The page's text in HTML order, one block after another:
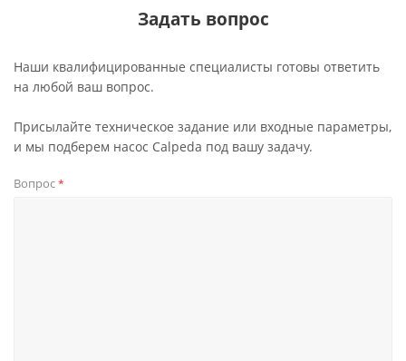
Задать вопрос
Наши квалифицированные специалисты готовы ответить
на любой ваш вопрос.
Присылайте техническое задание или входные параметры,
и мы подберем насос Calpeda под вашу задачу.
Вопрос*